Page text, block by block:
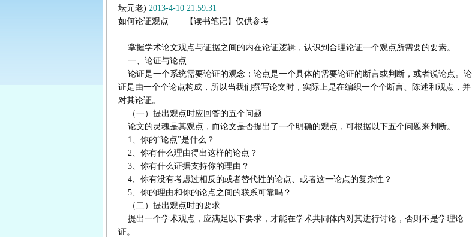
坛元老) 2013-4-10 21:59:31
如何论证观点——【读书笔记】仅供参考
掌握学术论文观点与证据之间的内在论证逻辑，认识到合理论证一个观点所需要的要素。
一、论证与论点
论证是一个系统需要论证的观念；论点是一个具体的需要论证的断言或判断，或者说论点。论
证是由一个个论点构成，所以当我们撰写论文时，实际上是在编织一个个断言、陈述和观点，并
对其论证。
（一）提出观点时应回答的五个问题
论文的灵魂是其观点，而论文是否提出了一个明确的观点，可根据以下五个问题来判断。
1、你的“论点”是什么？
2、你有什么理由得出这样的论点？
3、你有什么证据支持你的理由？
4、你有没有考虑过相反的或者替代性的论点、或者这一论点的复杂性？
5、你的理由和你的论点之间的联系可靠吗？
（二）提出观点时的要求
提出一个学术观点，应满足以下要求，才能在学术共同体内对其进行讨论，否则不是学理论
证。